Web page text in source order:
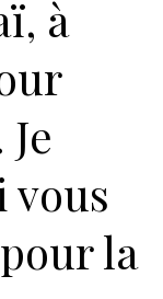
à
vous
la